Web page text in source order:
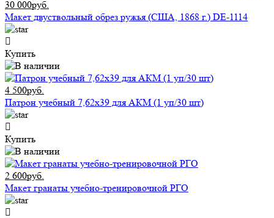
30 000руб.
Макет двуствольный обрез ружья (США, 1868 г.) DE-1114
Купить
4 500руб.
Патрон учебный 7,62x39 для АКМ (1 уп/30 шт)
Купить
2 600руб.
Макет гранаты учебно-тренировочной РГО